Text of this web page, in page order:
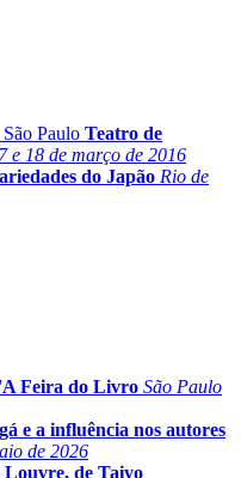
São Paulo Teatro de
e 18 de março de 2016
do Japão Rio de
Feira do Livro São Paulo
e a influência nos autores
de 2026
Louvre, de Taiyo